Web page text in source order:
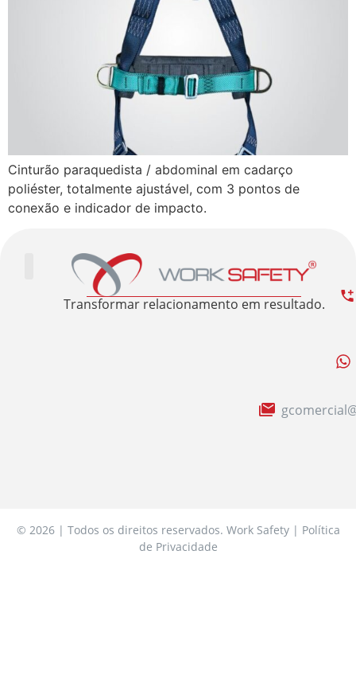
Cinturão paraquedista / abdominal em cadarço
poliéster, totalmente ajustável, com 3 pontos de
conexão e indicador de impacto.
Transformar relacionamento em resultado.
© 2026 | Todos os direitos reservados. Work Safety | Política
de Privacidade